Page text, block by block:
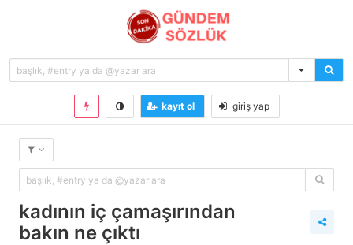
kayıt ol giriş yap
kadının iç çamaşırından
bakın ne çıktı